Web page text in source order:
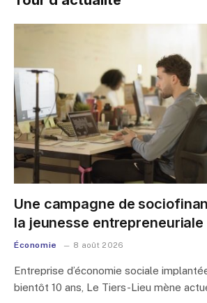
Une campagne de
la jeunesse entrepreneuriale
Économie 8 août 2026
Entreprise d’économie sociale
bientôt 10 ans, Le Tiers-Lieu mène